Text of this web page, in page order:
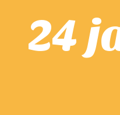
24